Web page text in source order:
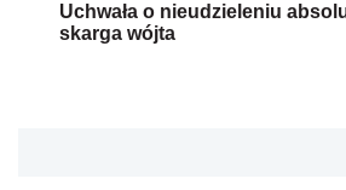
Uchwała o nieudzieleniu
skarga wójta